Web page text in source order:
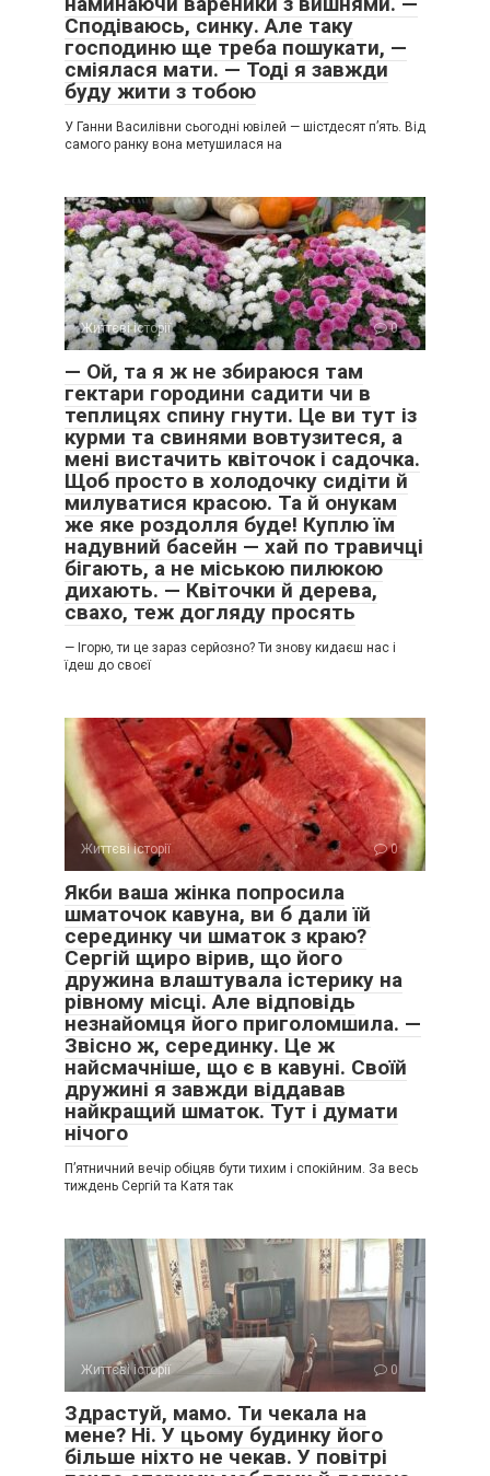
Сподіваюсь, синку. Але таку
господиню ще треба пошукати, —
сміялася мати. — Тоді я завжди
буду жити з тобою
У Ганни Василівни сьогодні ювілей — шістдесят п’ять. Від
самого ранку вона метушилася на
Життєві історії 0
— Ой, та я ж не збираюся там
гектари городини садити чи в
теплицях спину гнути. Це ви тут із
курми та свинями вовтузитеся, а
мені вистачить квіточок і садочка.
Щоб просто в холодочку сидіти й
милуватися красою. Та й онукам
же яке роздолля буде! Куплю їм
надувний басейн — хай по травичці
бігають, а не міською пилюкою
дихають. — Квіточки й дерева,
свахо, теж догляду просять
— Ігорю, ти це зараз серйозно? Ти знову кидаєш нас і
їдеш до своєї
Життєві історії 0
Якби ваша жінка попросила
шматочок кавуна, ви б дали їй
серединку чи шматок з краю?
Сергій щиро вірив, що його
дружина влаштувала істерику на
рівному місці. Але відповідь
незнайомця його приголомшила. —
Звісно ж, серединку. Це ж
найсмачніше, що є в кавуні. Своїй
дружині я завжди віддавав
найкращий шматок. Тут і думати
нічого
П’ятничний вечір обіцяв бути тихим і спокійним. За весь
тиждень Сергій та Катя так
Життєві історії 0
Здрастуй, мамо. Ти чекала на
мене? Ні. У цьому будинку його
більше ніхто не чекав. У повітрі